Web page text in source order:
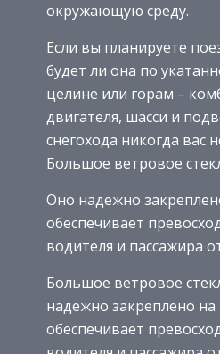
окружающую среду.
Если вы планируете
будет ли она по
целине или горам –
двигателя, шасси и
снегохода никогда вас
Большое ветровое
Оно надежно
обеспечивает
водителя и пассажира
Большое ветровое
надежно закреплено
обеспечивает